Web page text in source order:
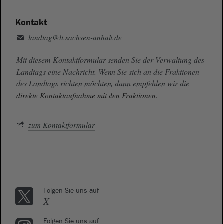
Kontakt
landtag@lt.sachsen-anhalt.de
Mit diesem Kontaktformular senden Sie der Verwaltung des
Landtags eine Nachricht. Wenn Sie sich an die Fraktionen
des Landtags richten möchten, dann empfehlen wir die
direkte Kontaktaufnahme mit den Fraktionen.
zum Kontaktformular
Folgen Sie uns auf
X
Folgen Sie uns auf